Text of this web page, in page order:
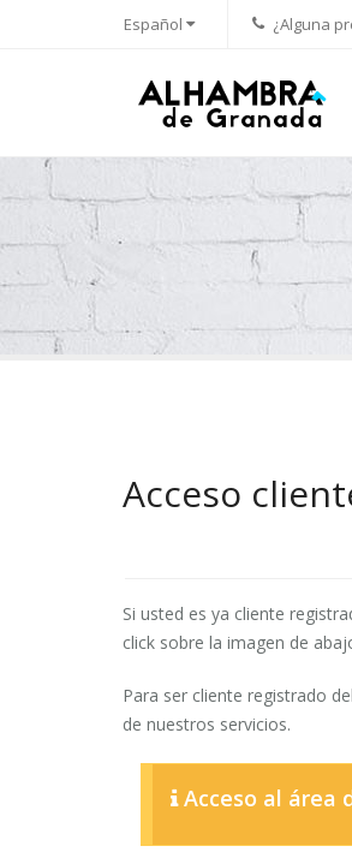
Español ¿Alguna
Acceso
Si usted es ya cliente
click sobre la imagen de
Para ser cliente registrado
de nuestros servicios.
Acceso al área